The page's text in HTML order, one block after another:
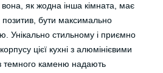
як жодна інша кімната, має
бути максимально
Унікально стильному і приємно
цієї кухні з алюмінієвими
з темного каменю надають